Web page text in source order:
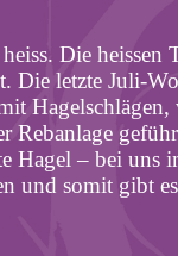
Die heissen
Die letzte Juli-
Hagelschlägen,
Rebanlage
Hagel – bei uns
und somit gibt